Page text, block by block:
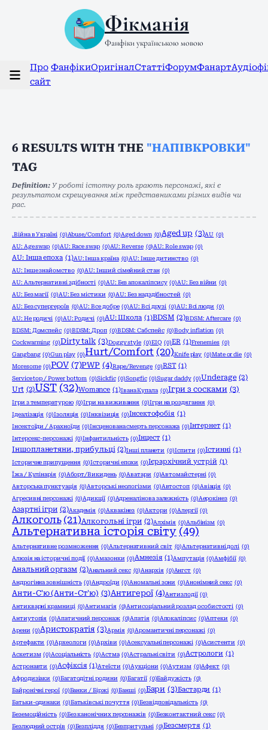
Фікманія
Фанфіки українською мовою
Про
сайт
ФанфікиОригіналСтаттіФорумФанарт
6 RESULTS WITH THE "НАПІВКРОВКИ"
TAG
Definition: У роботі істотну роль грають персонажі, які є
результатом схрещування між представниками різних видів чи
рас.
.Війна в Україні (0)Abuse/Comfort (0)Aged down (0)Aged up (3)AU (0)
AU: Age swap (0)AU: Race swap (0)AU: Reverse (0)AU: Role swap (0)
AU: Інша епоха (1)AU: Інша країна (0)AU: Інше дитинство (0)
AU: Інше знайомство (0)AU: Інший сімейний стан (0)
AU: Альтернативні здібності (0)AU: Без апокаліпсису (0)AU: Без війни (0)
AU: Без магії (0)AU: Без містики (0)AU: Без надздібностей (0)
AU: Без супергероїв (0)AU: Все добре (0)AU: Всі друзі (0)AU: Всі люди (0)
AU: Не родичі (0)AU: Родичі (0)AU: Школа (1)BDSM (2)BDSM: Aftercare (0)
BDSM: Домспейс (0)BDSM: Дроп (0)BDSM: Сабспейс (0)Body inflation (0)
Cockwarming (0)Dirty talk (3)Doggy style (0)EIQ (0)ER (1)Frenemies (0)
Gangbang (0)Gun play (0)Hurt/Comfort (20)Knife play (0)Mate or die (0)
Moresome (0)POV (7)PWP (4)Rape/Revenge (0)RST (1)
Service top / Power bottom (0)Sickfic (0)Songfic (0)Sugar daddy (0)Underage (2)
Urt (2)UST (32)Womance (1)Івана Купала (0)Ігри з сосками (3)
Ігри з температурою (0)Ігри на виживання (0)Ігри на роздягання (0)
Ідеалізація (0)Ізоляція (0)Інквізиція (0)Інсектофобія (1)
Інсектоїди / Арахноїди (0)Інсценована смерть персонажа (0)Інтернет (1)
Інтерсекс-персонажі (0)Інфантильність (0)Інцест (1)
Іншопланетяни, прибульці (2)Інші планети (0)Іспити (0)Істинні (1)
Історичне припущення (0)Історичні епохи (0)Ієрархічний устрій (1)
Їжа / Кулінарія (0)Аборт/Викидень (0)Аватари (0)Автомайстерні (0)
Авторська пунктуація (0)Авторські неологізми (0)Автостоп (0)Авіація (0)
Агресивні персонажі (0)Адикції (0)Адреналінова залежність (0)Аерокінез (0)
Азартні ігри (2)Академія (0)Аквакінез (0)Актори (0)Алергії (0)
Алкоголь (21)Алкогольні ігри (2)Алхімія (0)Альбінізм (0)
Альтернативна історія світу (49)
Альтернативне розмноження (0)Альтернативний світ (0)Альтернативні долі (0)
Алюзія на історичні події (0)Амазонки (0)Амнезія (1)Ампутація (0)Амфібії (0)
Анальний оргазм (2)Анальний секс (0)Анархія (0)Ангст (0)
Андрогінна зовнішність (0)Андроїди (0)Аномальні зони (0)Анонімний секс (0)
Анти-С'ю (Анти-Ст'ю) (3)Антигерої (4)Антизлодії (0)
Антикварні крамниці (0)Антимагія (0)Антисоціальний розлад особистості (0)
Антиутопія (0)Апатичний персонаж (0)Апатія (0)Апокаліпсис (0)Аптеки (0)
Арени (0)Аристократія (3)Армія (0)Аромантичні персонажі (0)
Артефакти (0)Археологи (0)Архіви (0)Асексуальні персонажі (0)Асистенти (0)
Аскетизм (0)Асоціальність (0)Астма (0)Астральні світи (0)Астрологи (1)
Астронавти (0)Асфіксія (1)Атеїсти (0)Аукціони (0)Аутизм (0)Афект (0)
Афродизіаки (0)Багатодітні родини (0)Багатії (0)Байдужість (0)
Байронічні герої (0)Банки / Біржі (0)Банші (0)Бари (3)Бастарди (1)
Батьки-одинаки (0)Батьківські почуття (0)Безвідповідальність (0)
Беземоційність (0)Без канонічних персонажів (0)Безконтактний секс (0)
Безлюдний острів (0)Безпліддя (0)Безпритульні (0)Безсмертя (1)